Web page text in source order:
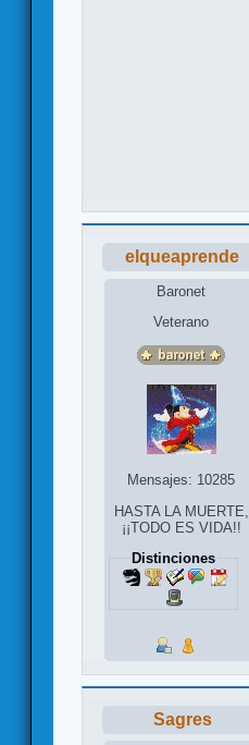
elqueaprende
Baronet
Veterano
Mensajes: 10285
HASTA LA MUERTE,
¡¡TODO ES VIDA!!
Distinciones
Sagres